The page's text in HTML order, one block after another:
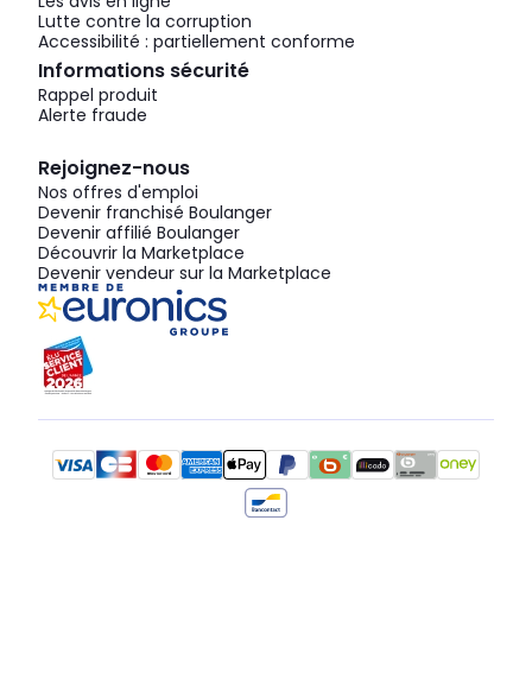
Lutte contre la corruption
Accessibilité : partiellement conforme
Informations sécurité
Rappel produit
Alerte fraude
Rejoignez-nous
Nos offres d'emploi
Devenir franchisé Boulanger
Devenir affilié Boulanger
Découvrir la Marketplace
Devenir vendeur sur la Marketplace